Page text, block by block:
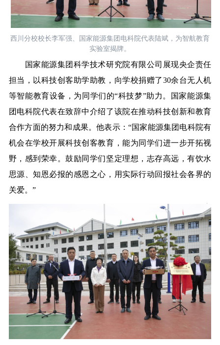
西川分校校长李军强、国家能源集团电科院代表陆斌，为智航教育
实验室揭牌。
国家能源集团科学技术研究院有限公司展现央企责任
担当，以科技创客助学助教，向学校捐赠了30余台无人机
等智能教育设备，为同学们的“科技梦”助力。国家能源集
团电科院代表在致辞中介绍了该院在推动科技创新和教育
合作方面的努力和成果。他表示：“国家能源集团电科院有
机会在学校开展科技创客教育，能为同学们进一步开拓视
野，感到荣幸。鼓励同学们坚定理想，志存高远，有饮水
思源、知恩必报的感恩之心，用实际行动回报社会各界的
关爱。”